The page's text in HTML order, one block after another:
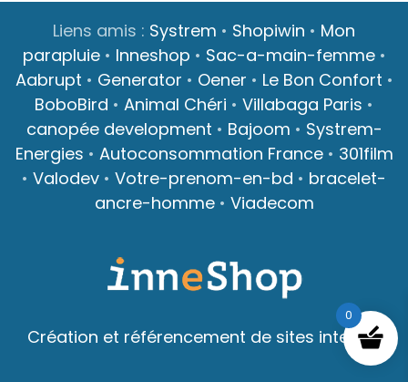
Liens amis : Systrem • Shopiwin • Mon
parapluie• Inneshop • Sac-a-main-femme•
Aabrupt • Generator • Oener • Le Bon Confort •
BoboBird • Animal Chéri • Villabaga Paris •
canopée development • Bajoom • Systrem-
Energies • Autoconsommation France• 301film
• Valodev • Votre-prenom-en-bd • bracelet-
ancre-homme• Viadecom
0
Création et référencement de sites internet